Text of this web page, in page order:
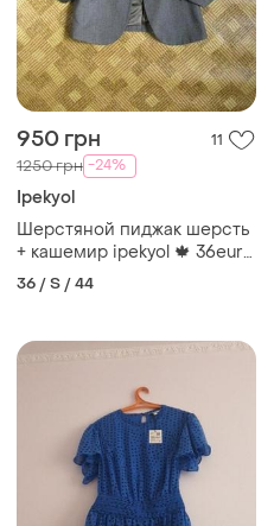
950 грн 11
1250 грн -24%
Ipekyol
Шерстяной пиджак шерсть
+ кашемир ipekyol 🍁 36eur/
наш 40р
36 / S / 44